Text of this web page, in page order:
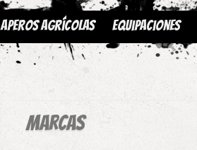
Aperos Agrícolas Equipaciones
Marcas